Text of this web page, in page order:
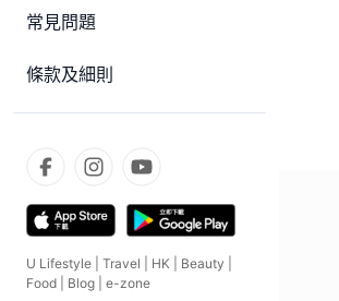
常見問題
條款及細則
U Lifestyle Travel HK Beauty
Food
Blog e-zone